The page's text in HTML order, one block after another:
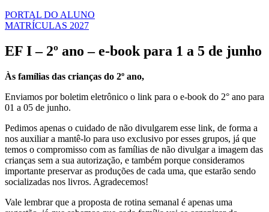
PORTAL DO ALUNO
MATRÍCULAS 2027
EF I – 2º ano – e-book para 1 a 5 de junho
Às famílias das crianças do 2º ano,
Enviamos por boletim eletrônico o link para o e-book do 2° ano para
01 a 05 de junho.
Pedimos apenas o cuidado de não divulgarem esse link, de forma a
nos auxiliar a mantê-lo para uso exclusivo por esses grupos, já que
temos o compromisso com as famílias de não divulgar a imagem das
crianças sem a sua autorização, e também porque consideramos
importante preservar as produções de cada uma, que estarão sendo
socializadas nos livros. Agradecemos!
Vale lembrar que a proposta de rotina semanal é apenas uma